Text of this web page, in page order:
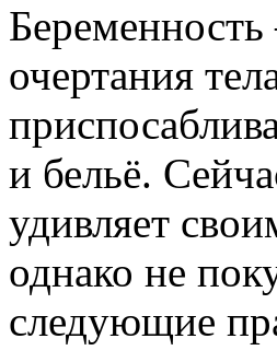
очертания
и бельё.
удивляет
однако не
следующие